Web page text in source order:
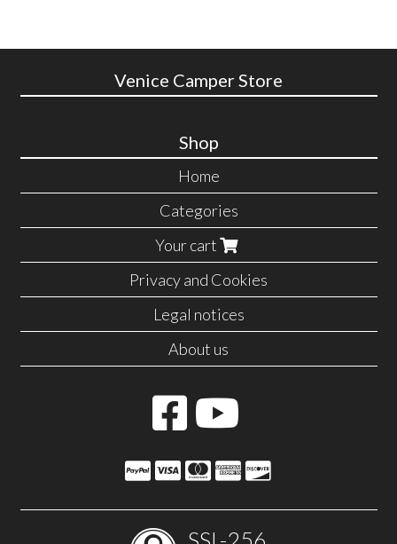
Venice Camper Store
Shop
Home
Categories
Your cart
Privacy and Cookies
Legal notices
About us